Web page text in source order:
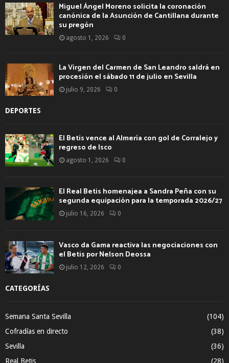
Miguel Ángel Moreno solicita la coronación
canónica de la Asunción de Cantillana durante
su pregón
agosto 1, 2026 0
La Virgen del Carmen de San Leandro saldrá en
procesión el sábado 11 de julio en Sevilla
julio 9, 2026 0
DEPORTES
El Betis vence al Almería con gol de Corralejo y
regreso de Isco
agosto 1, 2026 0
El Real Betis homenajea a Sandra Peña con su
segunda equipación para la temporada 2026/27
julio 16, 2026 0
Vasco da Gama reactiva las negociaciones con
el Betis por Nelson Deossa
julio 12, 2026 0
CATEGORÍAS
Semana Santa Sevilla
(104)
Cofradías en directo
(38)
Sevilla
(36)
Real Betis
(28)